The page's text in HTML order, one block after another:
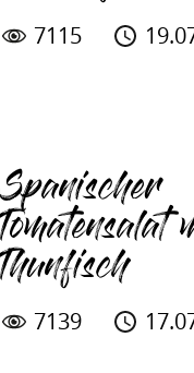
7115
Spanischer
Tomatensalat
Thunfisch
7139